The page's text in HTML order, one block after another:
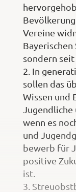
Vereine
sondern seit
2. In
sollen das
Wissen und
wenn es
und
bewerb für
positive
ist.
3.